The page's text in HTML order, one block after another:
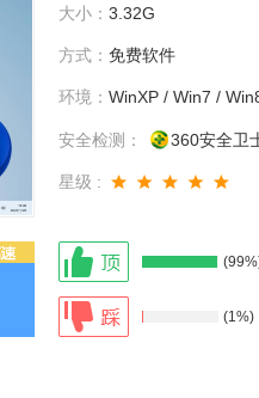
大小： 3.32G
方式： 免费软件
环境： WinXP / Win7 /
安全检测： 360安全卫
星级 :
(1%)